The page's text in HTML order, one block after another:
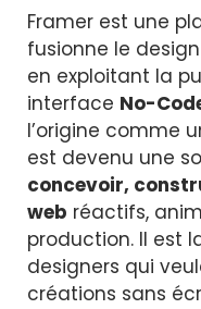
Framer est une
fusionne le
en exploitant la
interface No-
l’origine comme
est devenu une
concevoir,
web réactifs,
production. Il est
designers qui
créations sans